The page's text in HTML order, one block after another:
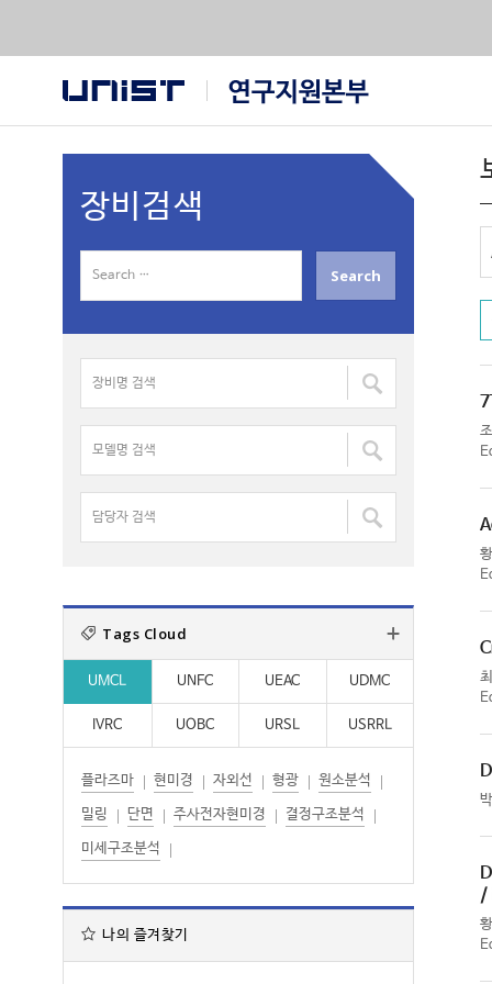
/
장비검색
f
장
명
검
색
모
명
검
색
담
색
:
Tags Cloud
UMCL UNFC UEAC UDMC
IVRC UOBC URSL USRRL
플라즈마 현미경 자외선 형광 원소분석
밀링 단면 주사전자현미경 결정구조분석
미세구조분석
나의 즐겨찾기